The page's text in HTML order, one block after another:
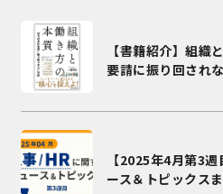
【書籍紹介】組
要請に振り回され
【2025年4月第3
ース＆トピックス